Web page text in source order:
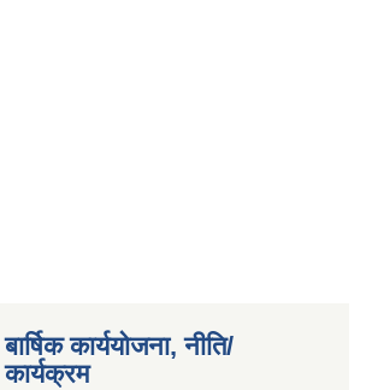
बार्षिक कार्ययोजना, नीति/
कार्यक्रम